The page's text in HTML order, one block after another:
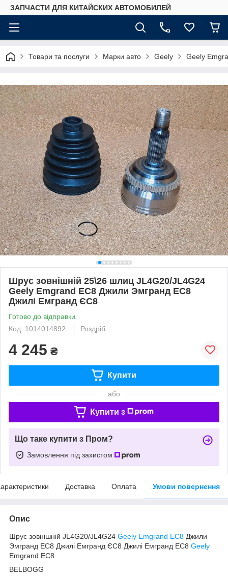
ЗАПЧАСТИ ДЛЯ КИТАЙСКИХ АВТОМОБИЛЕЙ
Товари та послуги Марки авто Geely Geely
Шрус зовнішній 25\26 шлиц JL4G20/JL4G24
Geely Emgrand EC8 Джили Эмгранд ЕС8
Джилі Емгранд ЄС8
Готово до відправки
Код: 1014014892.
Роздріб
4 245 ₴
Купити
або
Купити з
Що таке купити з Пром?
Замовлення під захистом
Доставка Оплата Умови повернення
Опис
Шрус зовнішній JL4G20/JL4G24 Geely Emgrand EC8 Джили
Эмгранд ЕС8 Джилі Емгранд ЄС8 Джилі Емгранд ЕС8 Geely
Emgrand EC8
BELBOGG